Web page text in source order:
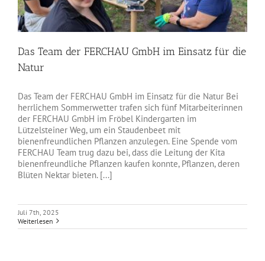
Das Team der FERCHAU GmbH im Einsatz für die
Natur
Das Team der FERCHAU GmbH im Einsatz für die Natur Bei
herrlichem Sommerwetter trafen sich fünf Mitarbeiterinnen
der FERCHAU GmbH im Fröbel Kindergarten im
Lützelsteiner Weg, um ein Staudenbeet mit
bienenfreundlichen Pflanzen anzulegen. Eine Spende vom
FERCHAU Team trug dazu bei, dass die Leitung der Kita
bienenfreundliche Pflanzen kaufen konnte, Pflanzen, deren
Blüten Nektar bieten. [...]
Juli 7th, 2025
Weiterlesen